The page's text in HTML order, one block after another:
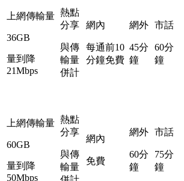
上網傳輸量
36GB
量到降
21Mbps
熱點
分享
與傳
輸量
併計
網內
每通前10
分鐘免費
網外
45分
鐘
市話
60分
鐘
上網傳輸量
60GB
量到降
50Mbps
熱點
分享
與傳
輸量
網內
免費
網外
60分
鐘
市話
75分
鐘